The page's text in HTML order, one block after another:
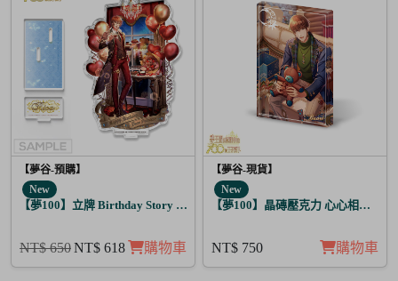
【夢谷-預購】
New
【夢100】立牌 Birthday Story 利卡 月覺
NT$ 650NT$ 618 購物車
【夢谷-現貨】
New
【夢100】晶磚壓克力 心心相印的
NT$ 750 購物車